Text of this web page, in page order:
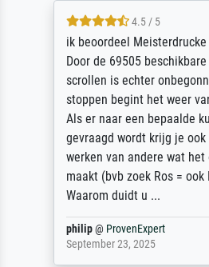
4.5 / 5
ik beoordeel
Door de 69505
scrollen is echter
stoppen begint het weer
Als er naar een bepaalde
gevraagd wordt krijg je
werken van andere wat
maakt (bvb zoek Ros = ook
Waarom duidt u ...
philip@ ProvenExpert
September 23, 2025